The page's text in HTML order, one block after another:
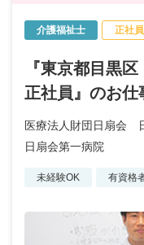
介護福祉士 正社員
『東京都目黒
正社員』のお仕
医療法人財団日扇会
日扇会第一病院
未経験OK 有資格